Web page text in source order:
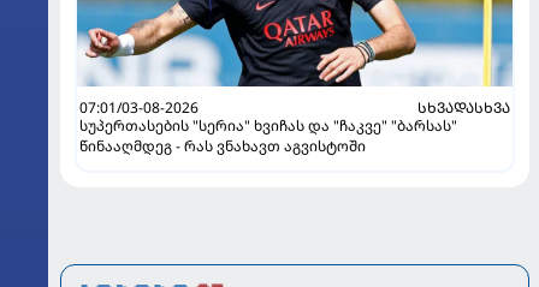
07:01/03-08-2026
ᲡᲮᲕᲐᲓᲐᲡᲮᲕᲐ
სუპერთასების "სერია" ხვიჩას და "ჩაკვე" "ბარსას"
წინააღმდეგ - რას ვნახავთ აგვისტოში